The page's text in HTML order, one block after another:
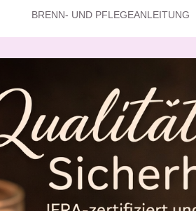
BRENN- UND PFLEGEANLEITUNG